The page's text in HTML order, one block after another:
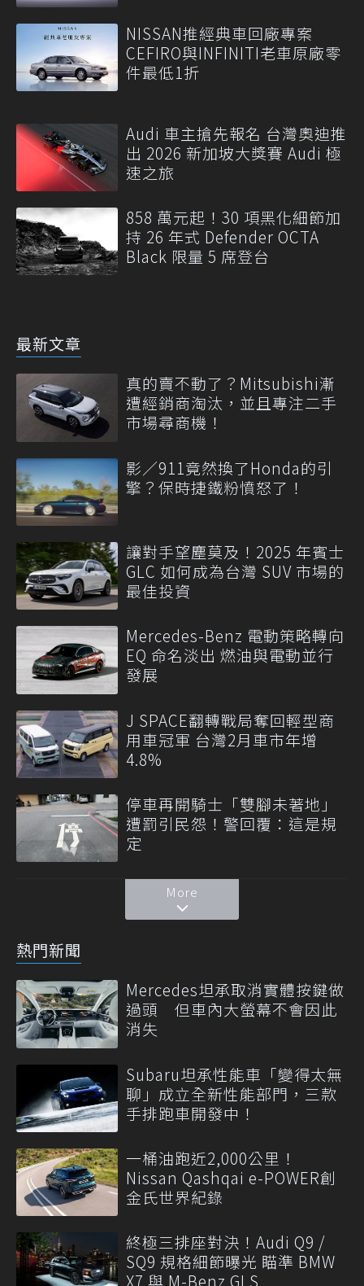
NISSAN推經典車回廠專案
CEFIRO與INFINITI老車原廠零
件最低1折
Audi 車主搶先報名 台灣奧迪推
出 2026 新加坡大獎賽 Audi 極
速之旅
858 萬元起！30 項黑化細節加
持 26 年式 Defender OCTA
Black 限量 5 席登台
最新文章
真的賣不動了？Mitsubishi漸
遭經銷商淘汰，並且專注二手
市場尋商機！
影／911竟然換了Honda的引
擎？保時捷鐵粉憤怒了！
讓對手望塵莫及！2025 年賓士
GLC 如何成為台灣 SUV 市場的
最佳投資
Mercedes-Benz 電動策略轉向
EQ 命名淡出 燃油與電動並行
發展
J SPACE翻轉戰局奪回輕型商
用車冠軍 台灣2月車市年增
4.8%
停車再開騎士「雙腳未著地」
遭罰引民怨！警回覆：這是規
定
More
熱門新聞
Mercedes坦承取消實體按鍵做
過頭 但車內大螢幕不會因此
消失
Subaru坦承性能車「變得太無
聊」成立全新性能部門，三款
手排跑車開發中！
一桶油跑近2,000公里！
Nissan Qashqai e-POWER創
金氏世界紀錄
終極三排座對決！Audi Q9 /
SQ9 規格細節曝光 瞄準 BMW
X7 與 M-Benz GLS